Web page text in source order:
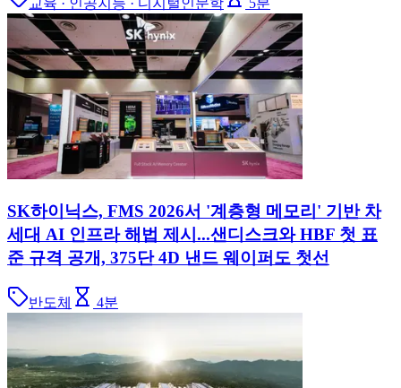
교육 · 인공지능 · 디지털인문학 5분
SK하이닉스, FMS 2026서 '계층형 메모리' 기반 차
세대 AI 인프라 해법 제시...샌디스크와 HBF 첫 표
준 규격 공개, 375단 4D 낸드 웨이퍼도 첫선
반도체 4분